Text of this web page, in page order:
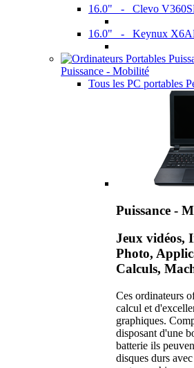
16.0" - Clevo
16.0" - Keynux
Puissance - Mobilité
Tous les PC portables
Puissance -
Jeux vidéos,
Photo,
Calculs,
Ces ordinateurs
calcul et
graphiques.
disposant d'une
batterie ils
disques durs